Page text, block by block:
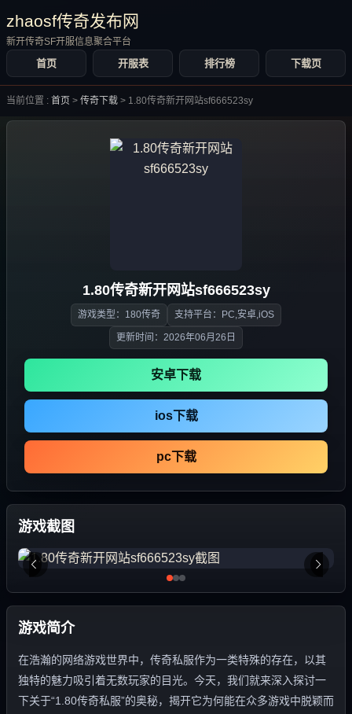
zhaosf传奇发布网
新开传奇SF开服信息聚合平台
首页 开服表 排行榜 下载页
当前位置 : 首页 > 传奇下载 > 1.80传奇新开网站sf666523sy
1.80传奇新开网站sf666523sy
游戏类型：180传奇 支持平台：PC,安卓,iOS
更新时间：2026年06月26日
安卓下载
ios下载
pc下载
游戏截图
游戏简介
在浩瀚的网络游戏世界中，传奇私服作为一类特殊的存在，以其
独特的魅力吸引着无数玩家的目光。今天，我们就来深入探讨一
下关于“1.80传奇私服”的奥秘，揭开它为何能在众多游戏中脱颖而